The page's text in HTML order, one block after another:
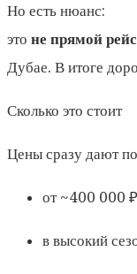
Но есть нюанс:
это не прямой рейс
Дубае. В итоге
Сколько это стоит
Цены сразу дают
от ~400 000 ₽
в высокий